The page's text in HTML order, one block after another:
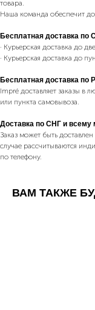
товара.
Наша команда обеспечит
Бесплатная доставка по
· Курьерская доставка до
· Курьерская доставка до
Бесплатная доставка по
Impré доставляет заказы в
или пункта самовывоза.
Доставка по СНГ и всему
Заказ может быть
случае рассчитываются
по телефону.
ВАМ ТАКЖЕ